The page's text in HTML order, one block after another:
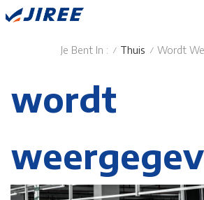
Je Bent In : / Thuis / Wordt
wordt